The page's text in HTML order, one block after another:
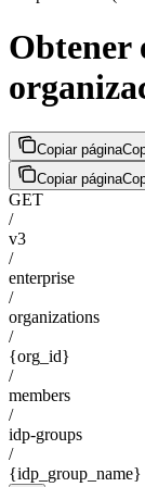
Obtener
Copiar página
Copiar página
GET
/
v3
/
enterprise
/
organizations
/
{org_id}
/
members
/
idp-groups
/
{idp_group_name}